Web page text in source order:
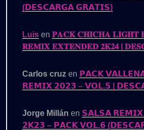
(𝗗𝗘𝗦𝗖𝗔𝗥𝗚𝗔 𝗚𝗥𝗔𝗧𝗜𝗦)
Luis en 𝐏𝐀𝐂𝐊 𝐂𝐇𝐈𝐂𝐇𝐀 𝐋𝐈𝐆𝐇𝐓
𝐑𝐄𝐌𝐈𝐗 𝐄𝐗𝐓𝐄𝐍𝐃𝐄𝐃 𝟐𝐊𝟐𝟒 |
Carlos cruz en 𝗣𝗔𝗖𝗞
𝗥𝗘𝗠𝗜𝗫 𝟮𝟬𝟮𝟯 – 𝗩𝗢𝗟.𝟱 |
Jorge Millán en 𝗦𝗔𝗟𝗦𝗔
𝟮𝗞𝟮𝟯 – 𝗣𝗔𝗖𝗞 𝗩𝗢𝗟.𝟲